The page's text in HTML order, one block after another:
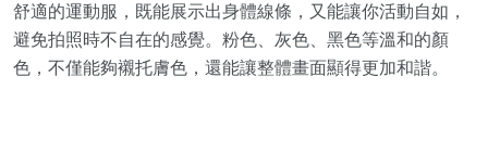
舒適的運動服，既能展示出身體線條，又能讓你活動自如，
避免拍照時不自在的感覺。粉色、灰色、黑色等溫和的顏
色，不僅能夠襯托膚色，還能讓整體畫面顯得更加和諧。